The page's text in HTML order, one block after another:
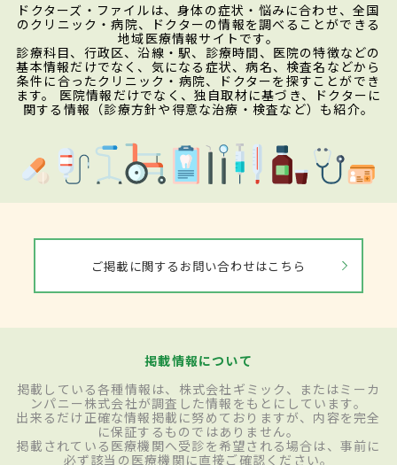
ドクターズ・ファイルは、身体の症状・悩みに合わせ、全国
のクリニック・病院、ドクターの情報を調べることができる
地域医療情報サイトです。
診療科目、行政区、沿線・駅、診療時間、医院の特徴などの
基本情報だけでなく、気になる症状、病名、検査名などから
条件に合ったクリニック・病院、ドクターを探すことができ
ます。 医院情報だけでなく、独自取材に基づき、ドクターに
関する情報（診療方針や得意な治療・検査など）も紹介。
ご掲載に関するお問い合わせはこちら
掲載情報について
掲載している各種情報は、株式会社ギミック、またはミーカ
ンパニー株式会社が調査した情報をもとにしています。
出来るだけ正確な情報掲載に努めておりますが、内容を完全
に保証するものではありません。
掲載されている医療機関へ受診を希望される場合は、事前に
必ず該当の医療機関に直接ご確認ください。